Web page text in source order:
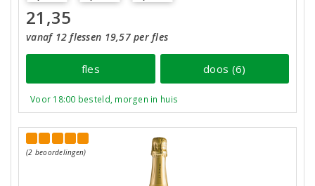
21,35
vanaf 12 flessen 19,57 per fles
fles doos (6)
Voor 18:00 besteld, morgen in huis
(2 beoordelingen)